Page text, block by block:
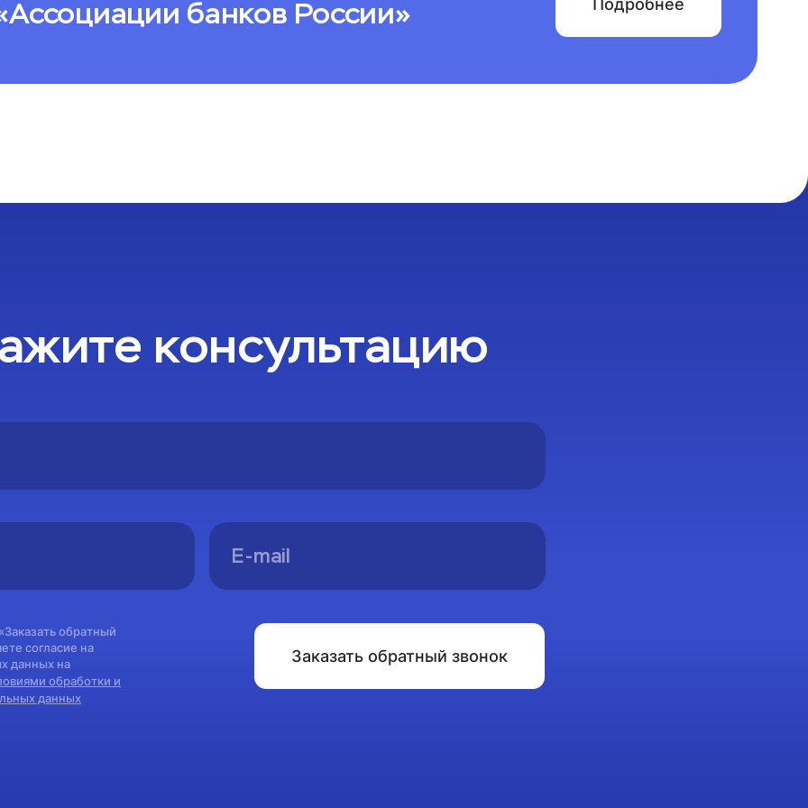
банков России»
консультацию
обратный
согласие на
данных на
обработки и
данных
Заказать обратный звонок
Спасибо!
Вы успешно оформили заявку на консультацию.